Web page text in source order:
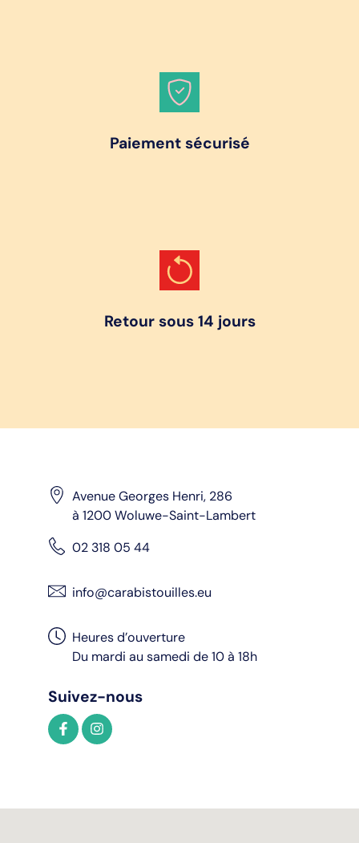
Paiement sécurisé
Retour sous 14 jours
Avenue Georges Henri, 286
à 1200 Woluwe-Saint-Lambert
02 318 05 44
info@carabistouilles.eu
Heures d’ouverture
Du mardi au samedi de 10 à 18h
Suivez-nous